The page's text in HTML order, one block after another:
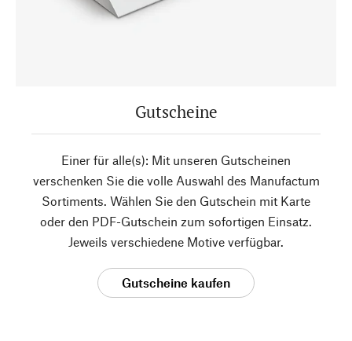
Gutscheine
Einer für alle(s): Mit unseren Gutscheinen
verschenken Sie die volle Auswahl des Manufactum
Sortiments. Wählen Sie den Gutschein mit Karte
oder den PDF-Gutschein zum sofortigen Einsatz.
Jeweils verschiedene Motive verfügbar.
Gutscheine kaufen